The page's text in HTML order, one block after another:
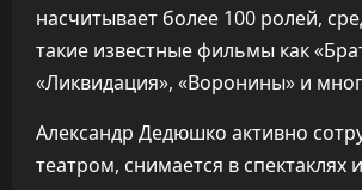
насчитывает более 100 ролей,
такие известные фильмы как
«Ликвидация», «Воронины» и
Александр Дедюшко активно
театром, снимается в спектаклях